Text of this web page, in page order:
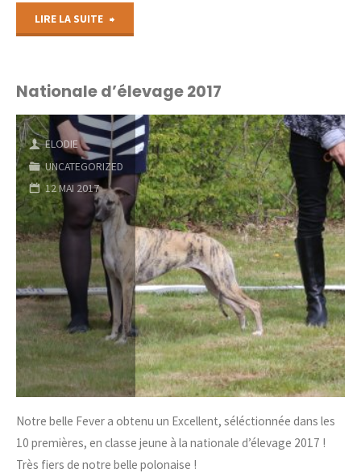
LIRE LA SUITE
Fever
et
Stanley"
Nationale d’élevage 2017
ELODIE
UNCATEGORIZED
12 MAI 2017
Notre belle Fever a obtenu un Excellent, séléctionnée dans les
10 premières, en classe jeune à la nationale d’élevage 2017 !
Très fiers de notre belle polonaise !